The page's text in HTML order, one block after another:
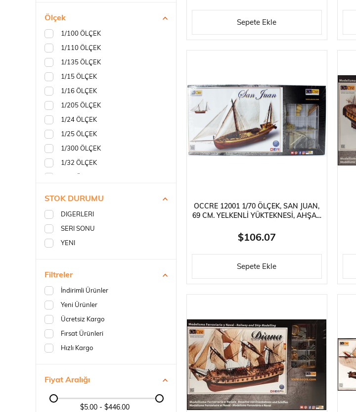
Ölçek
1/100 ÖLÇEK
1/110 ÖLÇEK
1/135 ÖLÇEK
1/15 ÖLÇEK
1/16 ÖLÇEK
1/205 ÖLÇEK
1/24 ÖLÇEK
1/25 ÖLÇEK
1/300 ÖLÇEK
1/32 ÖLÇEK
1/75 ÖLÇEK
1/80 ÖLÇEK
1/85 ÖLÇEK
1/87 ÖLÇEK
1/90 ÖLÇEK
STOK DURUMU
DIGERLERI
SERI SONU
YENI
Filtreler
İndirimli Ürünler
Yeni Ürünler
Ücretsiz Kargo
Fırsat Ürünleri
Hızlı Kargo
Fiyat Aralığı
$5.00 - $446.00
Sepete Ekle
OCCRE 12001 1/70 ÖLÇEK, SAN JUAN,
69 CM. YELKENLI YÜKTEKNESI, AHŞAP
$106.07
Sepete Ekle